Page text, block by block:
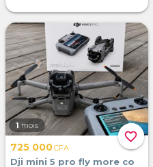
favorite_border
1 mois
725 000CFA
Dji mini 5 pro fly more co